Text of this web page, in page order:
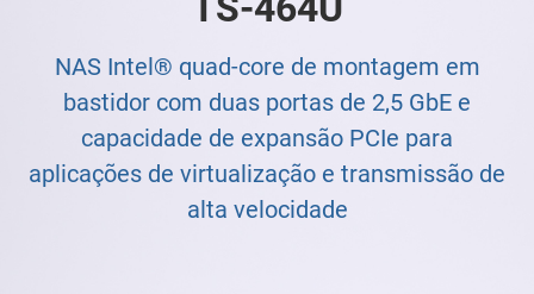
NAS Intel® quad-core de montagem em
bastidor com duas portas de 2,5 GbE e
capacidade de expansão PCIe para
aplicações de virtualização e transmissão de
alta velocidade